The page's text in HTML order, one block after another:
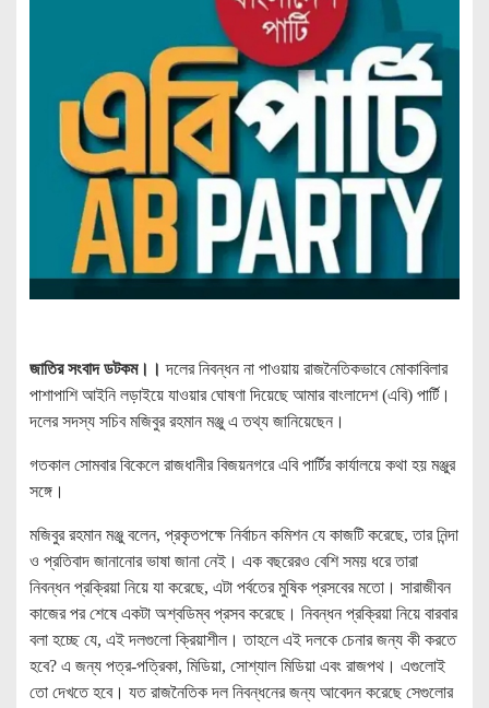
জাতির সংবাদ ডটকম।। দলের নিবন্ধন না পাওয়ায় রাজনৈতিকভাবে মোকাবিলার
পাশাপাশি আইনি লড়াইয়ে যাওয়ার ঘোষণা দিয়েছে আমার বাংলাদেশ (এবি) পার্টি।
দলের সদস্য সচিব মজিবুর রহমান মঞ্জু এ তথ্য জানিয়েছেন।
গতকাল সোমবার বিকেলে রাজধানীর বিজয়নগরে এবি পার্টির কার্যালয়ে কথা হয় মঞ্জুর
সঙ্গে।
মজিবুর রহমান মঞ্জু বলেন, প্রকৃতপক্ষে নির্বাচন কমিশন যে কাজটি করেছে, তার নিন্দা
ও প্রতিবাদ জানানোর ভাষা জানা নেই। এক বছরেরও বেশি সময় ধরে তারা
নিবন্ধন প্রক্রিয়া নিয়ে যা করেছে, এটা পর্বতের মুষিক প্রসবের মতো। সারাজীবন
কাজের পর শেষে একটা অশ্বডিম্ব প্রসব করেছে। নিবন্ধন প্রক্রিয়া নিয়ে বারবার
বলা হচ্ছে যে, এই দলগুলো ক্রিয়াশীল। তাহলে এই দলকে চেনার জন্য কী করতে
হবে? এ জন্য পত্র-পত্রিকা, মিডিয়া, সোশ্যাল মিডিয়া এবং রাজপথ। এগুলোই
তো দেখতে হবে। যত রাজনৈতিক দল নিবন্ধনের জন্য আবেদন করেছে সেগুলোর